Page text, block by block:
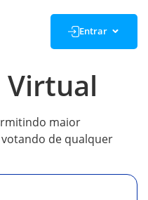
Entrar
Virtual
maior
de qualquer